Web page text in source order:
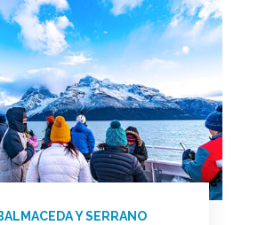
Y SERRANO